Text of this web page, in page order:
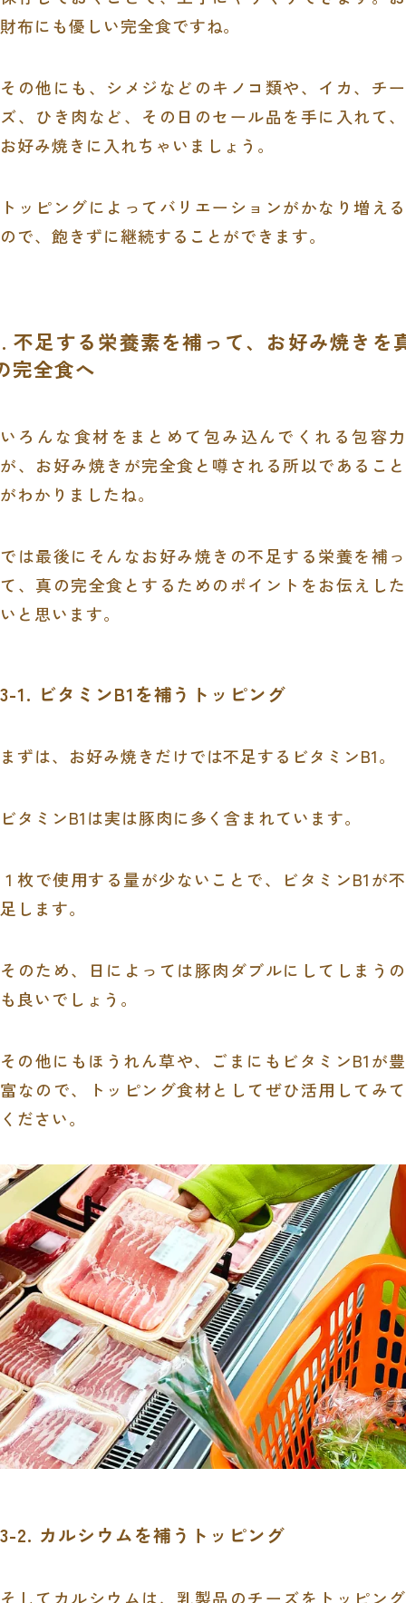
財布にも優しい完全食ですね。
その他にも、シメジなどのキノコ類や、イカ、チー
ズ、ひき肉など、その日のセール品を手に入れて、
お好み焼きに入れちゃいましょう。
トッピングによってバリエーションがかなり増える
ので、飽きずに継続することができます。
不足する栄養素を補って、お好み焼きを
完全食へ
いろんな食材をまとめて包み込んでくれる包容力
が、お好み焼きが完全食と噂される所以であること
がわかりましたね。
では最後にそんなお好み焼きの不足する栄養を補っ
て、真の完全食とするためのポイントをお伝えした
いと思います。
3-1. ビタミンB1を補うトッピング
まずは、お好み焼きだけでは不足するビタミンB1。
ビタミンB1は実は豚肉に多く含まれています。
１枚で使用する量が少ないことで、ビタミンB1が不
足します。
そのため、日によっては豚肉ダブルにしてしまうの
も良いでしょう。
その他にもほうれん草や、ごまにもビタミンB1が豊
富なので、トッピング食材としてぜひ活用してみて
ください。
3-2. カルシウムを補うトッピング
そしてカルシウムは、乳製品のチーズをトッピング